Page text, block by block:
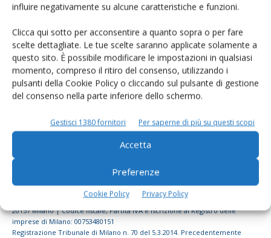
influire negativamente su alcune caratteristiche e funzioni.
Clicca qui sotto per acconsentire a quanto sopra o per fare
scelte dettagliate. Le tue scelte saranno applicate solamente a
questo sito. È possibile modificare le impostazioni in qualsiasi
momento, compreso il ritiro del consenso, utilizzando i
pulsanti della Cookie Policy o cliccando sul pulsante di gestione
del consenso nella parte inferiore dello schermo.
Gestisci 1380 fornitori Per saperne di più su questi scopi
Accetta
Preferenze
Cookie Policy Privacy Policy
© Tecniche Nuove Spa. Tutti i diritti riservati. Sede legale Via Eritrea 21 -
20157 Milano | Codice fiscale, Partita IVA e Iscrizione al Registro delle
imprese di Milano: 00753480151
Registrazione Tribunale di Milano n. 70 del 5.3.2014. Precedentemente